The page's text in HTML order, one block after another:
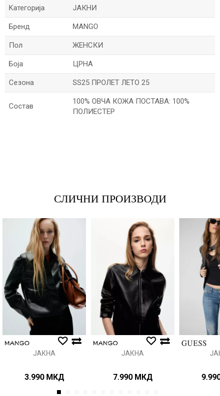
Kатегорија
ЈАКНИ
Бренд MANGO
Пол ЖЕНСКИ
Боја ЦРНА
Сезона SS25 ПРОЛЕТ ЛЕТО 25
Состав
100% ОВЧА КОЖА ПОСТАВА: 100%
ПОЛИЕСТЕР
Анти спам заштита - пресметајте колку е 9 - 4 :
СЛИЧНИ ПРОИЗВОДИ
ЈАКНА
3.990 МКД
ЈАКНА
7.990 МКД
1